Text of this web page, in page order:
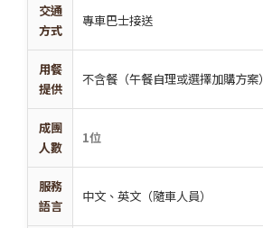
交通
方式
專車巴士接送
用餐
提供
不含餐（午餐自理或選擇加購方案）
成團
人數
1位
服務
語言
中文、英文（隨車人員）